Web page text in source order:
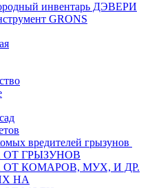
инвентарь ДЭВЕРИ
GRONS
вредителей грызунов
ОТ ГРЫЗУНОВ
ОТ КОМАРОВ, МУХ, И ДР.
НА